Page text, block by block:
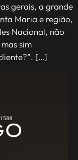
gerais, a grande
Maria e região,
Nacional, não
sim
[…]